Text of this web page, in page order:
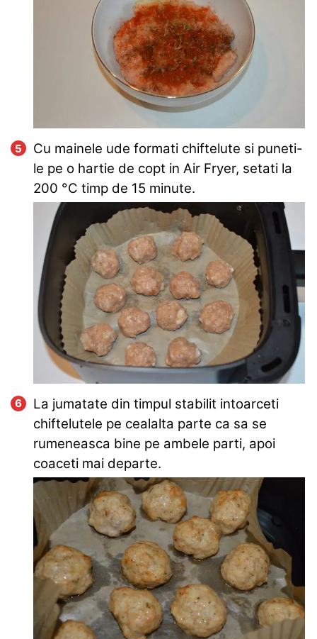
Cu mainele ude formati chiftelute si puneti-
le pe o hartie de copt in Air Fryer, setati la
200 °C timp de 15 minute.
La jumatate din timpul stabilit intoarceti
chiftelutele pe cealalta parte ca sa se
rumeneasca bine pe ambele parti, apoi
coaceti mai departe.